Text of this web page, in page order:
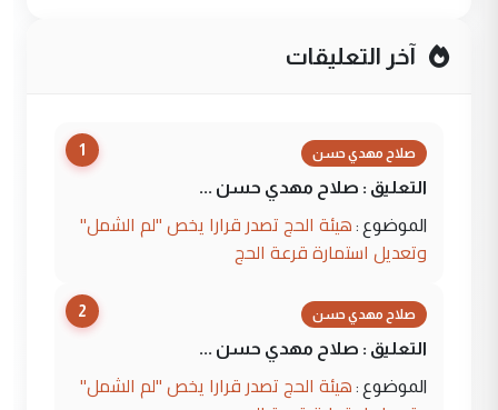
آخر التعليقات
1 صلاح مهدي حسن
التعليق : صلاح مهدي حسن ...
الموضوع : هيئة الحج تصدر قرارا يخص "لم الشمل"
وتعديل استمارة قرعة الحج
2 صلاح مهدي حسن
التعليق : صلاح مهدي حسن ...
الموضوع : هيئة الحج تصدر قرارا يخص "لم الشمل"